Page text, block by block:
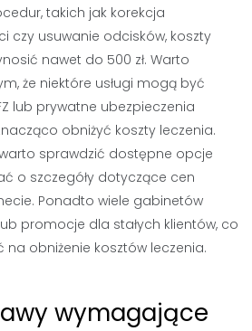
takich jak korekcja
czy usuwanie odcisków, koszty
nawet do 500 zł. Warto
że niektóre usługi mogą być
lub prywatne ubezpieczenia
obniżyć koszty leczenia.
sprawdzić dostępne opcje
o szczegóły dotyczące cen
Ponadto wiele gabinetów
promocje dla stałych klientów, co
na obniżenie kosztów leczenia.
wymagające